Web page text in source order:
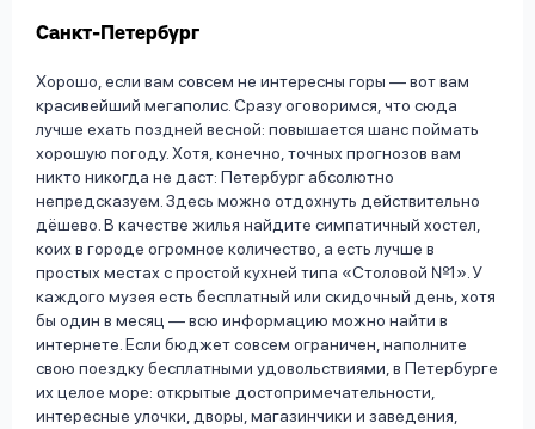
Санкт-Петербург
Хорошо, если вам совсем не интересны горы — вот вам
красивейший мегаполис. Сразу оговоримся, что сюда
лучше ехать поздней весной: повышается шанс поймать
хорошую погоду. Хотя, конечно, точных прогнозов вам
никто никогда не даст: Петербург абсолютно
непредсказуем. Здесь можно отдохнуть действительно
дёшево. В качестве жилья найдите симпатичный хостел,
коих в городе огромное количество, а есть лучше в
простых местах с простой кухней типа «Столовой №1». У
каждого музея есть бесплатный или скидочный день, хотя
бы один в месяц — всю информацию можно найти в
интернете. Если бюджет совсем ограничен, наполните
свою поездку бесплатными удовольствиями, в Петербурге
их целое море: открытые достопримечательности,
интересные улочки, дворы, магазинчики и заведения,